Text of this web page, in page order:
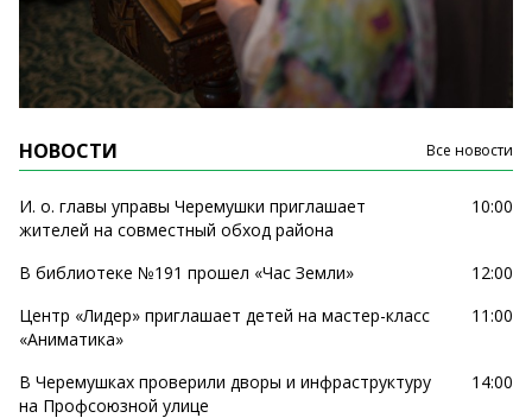
НОВОСТИ Все новости
И. о. главы управы Черемушки приглашает
жителей на совместный обход района
10:00
В библиотеке №191 прошел «Час Земли»
12:00
Центр «Лидер» приглашает детей на мастер-класс
«Аниматика»
11:00
В Черемушках проверили дворы и инфраструктуру
на Профсоюзной улице
14:00